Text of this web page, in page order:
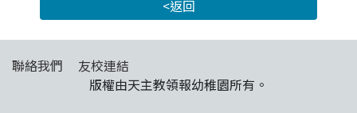
<返回
聯絡我們
友校連結
版權由天主教領報幼稚園所有。